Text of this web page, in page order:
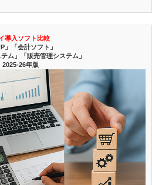
導入ソフト比較
」「会計ソフト」
テム」「販売管理システム」
2025-26年版